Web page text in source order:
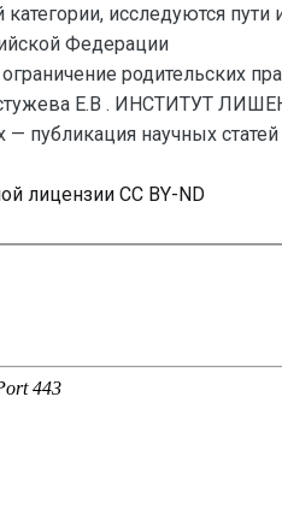
исследуются
Федерации
родительских
Е.В . ИНСТИТУТ
научных
лицензии CC BY-ND